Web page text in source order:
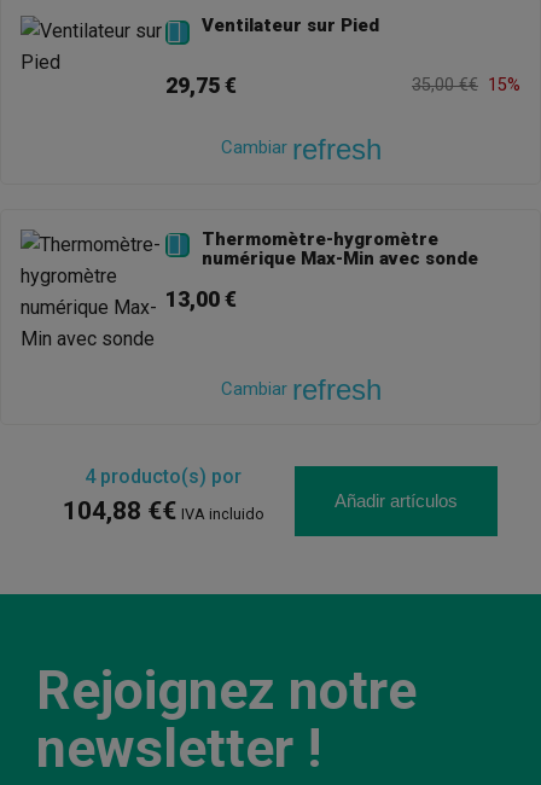
 Ventilateur sur Pied
29,75 € 35,00 €€ 15%
Cambiar refresh

Thermomètre-hygromètre
numérique Max-Min avec sonde
13,00 €
Cambiar refresh
4producto(s) por
104,88 €€ IVA incluido
Añadir artículos
Rejoignez notre
newsletter !